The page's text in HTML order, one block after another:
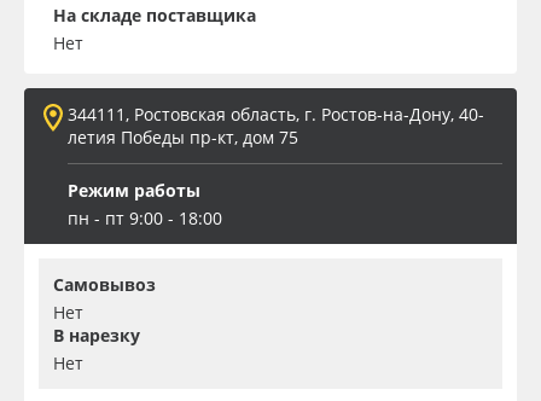
На складе поставщика
Нет
344111, Ростовская область, г. Ростов-на-Дону, 40-
летия Победы пр-кт, дом 75
Режим работы
пн - пт 9:00 - 18:00
Самовывоз
Нет
В нарезку
Нет